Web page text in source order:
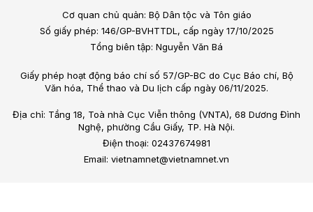
Cơ quan chủ quản: Bộ Dân tộc và Tôn giáo
Số giấy phép: 146/GP-BVHTTDL, cấp ngày 17/10/2025
Tổng biên tập: Nguyễn Văn Bá
Giấy phép hoạt động báo chí số 57/GP-BC do Cục Báo chí, Bộ
Văn hóa, Thể thao và Du lịch cấp ngày 06/11/2025.
Địa chỉ: Tầng 18, Toà nhà Cục Viễn thông (VNTA), 68 Dương Đình
Nghệ, phường Cầu Giấy, TP. Hà Nội.
Điện thoại: 02437674981
Email: vietnamnet@vietnamnet.vn